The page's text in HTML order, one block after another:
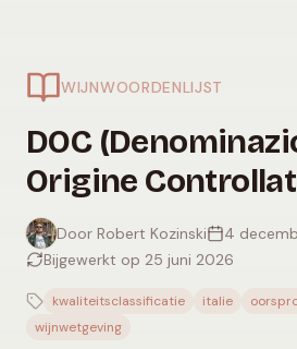
WIJNWOORDENLIJST
DOC
Origine
Door Robert Kozinski
4
Bijgewerkt op 25 juni 2026
kwaliteitsclassificatie italie
wijnwetgeving